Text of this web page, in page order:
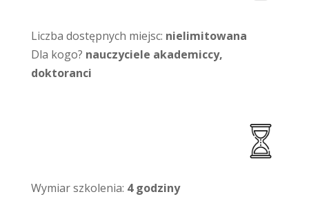
Liczba dostępnych miejsc: nielimitowana
Dla kogo? nauczyciele akademiccy,
doktoranci
Wymiar szkolenia: 4 godziny